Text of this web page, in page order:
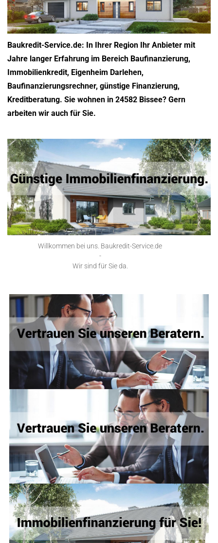
Baukredit-Service.de: In Ihrer Region Ihr Anbieter mit
Jahre langer Erfahrung im Bereich Baufinanzierung,
Immobilienkredit, Eigenheim Darlehen,
Baufinanzierungsrechner, günstige Finanzierung,
Kreditberatung. Sie wohnen in 24582 Bissee? Gern
arbeiten wir auch für Sie.
Willkommen bei uns. Baukredit-Service.de
-
Wir sind für Sie da.